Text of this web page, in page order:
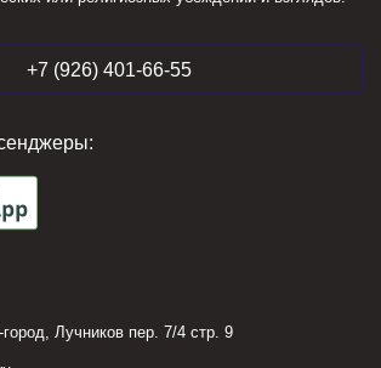
+7 (926) 401-66-55
Лучников пер. 7/4 стр. 9